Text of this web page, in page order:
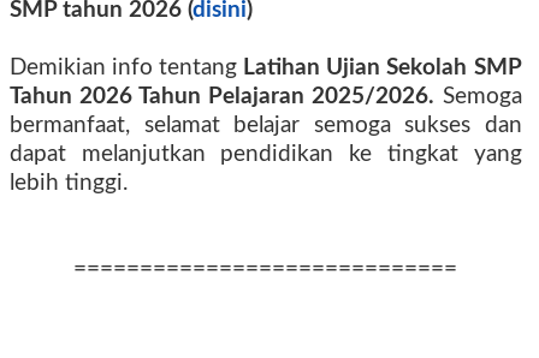
SMP tahun 2026 (disini)
Demikian info tentang Latihan Ujian Sekolah SMP
Tahun 2026 Tahun Pelajaran 2025/2026. Semoga
bermanfaat, selamat belajar semoga sukses dan
dapat melanjutkan pendidikan ke tingkat yang
lebih tinggi.
=============================